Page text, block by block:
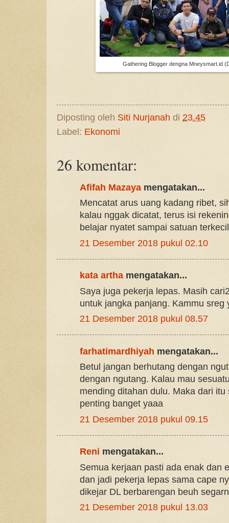
Gathering Blogger dengna Mneysmart.id
Diposting oleh Siti Nurjanah di 23.45
Label: Ekonomi
26 komentar:
Afifah Mazaya mengatakan...
Mencatat arus uang kadang ribet,
kalau nggak dicatat, terus isi
belajar nyatet sampai satuan
21 Desember 2018 pukul 02.10
kata arthamengatakan...
Saya juga pekerja lepas. Masih
untuk jangka panjang. Kammu sreg
21 Desember 2018 pukul 08.57
farhatimardhiyah mengatakan...
Betul jangan berhutang dengan
dengan ngutang. Kalau mau
mending ditahan dulu. Maka dari
penting banget yaaa
21 Desember 2018 pukul 09.15
Reni mengatakan...
Semua kerjaan pasti ada enak dan
dan jadi pekerja lepas sama cape
dikejar DL berbarengan beuh
21 Desember 2018 pukul 13.03